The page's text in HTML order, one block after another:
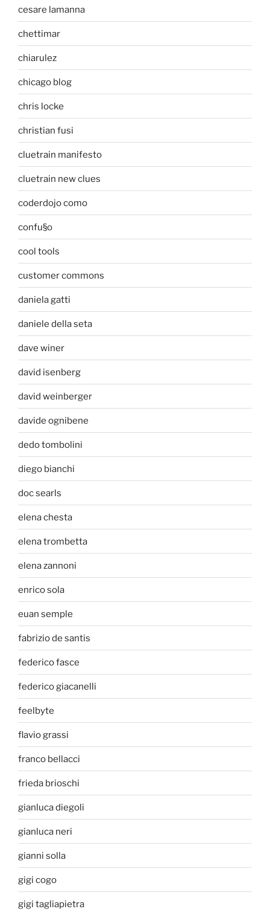
cesare lamanna
chettimar
chiarulez
chicago blog
chris locke
christian fusi
cluetrain manifesto
cluetrain new clues
coderdojo como
confu§o
cool tools
customer commons
daniela gatti
daniele della seta
dave winer
david isenberg
david weinberger
davide ognibene
dedo tombolini
diego bianchi
doc searls
elena chesta
elena trombetta
elena zannoni
enrico sola
euan semple
fabrizio de santis
federico fasce
federico giacanelli
feelbyte
flavio grassi
franco bellacci
frieda brioschi
gianluca diegoli
gianluca neri
gianni solla
gigi cogo
gigi tagliapietra